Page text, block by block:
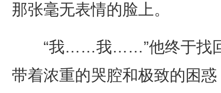
那张毫无表情的脸上。
“我……我……”他终于找回
带着浓重的哭腔和极致的